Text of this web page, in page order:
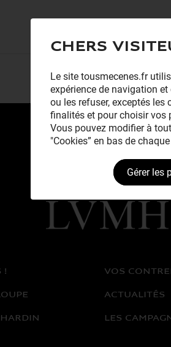
Avec le mécénat
! VOS
ACTUALITÉS
LES
Chers
Le site tousmecenes.fr
expérience de navigation
ou les refuser, exceptés les
finalités et pour choisir vos
Vous pouvez modifier à
"Cookies” en bas de
Gérer les